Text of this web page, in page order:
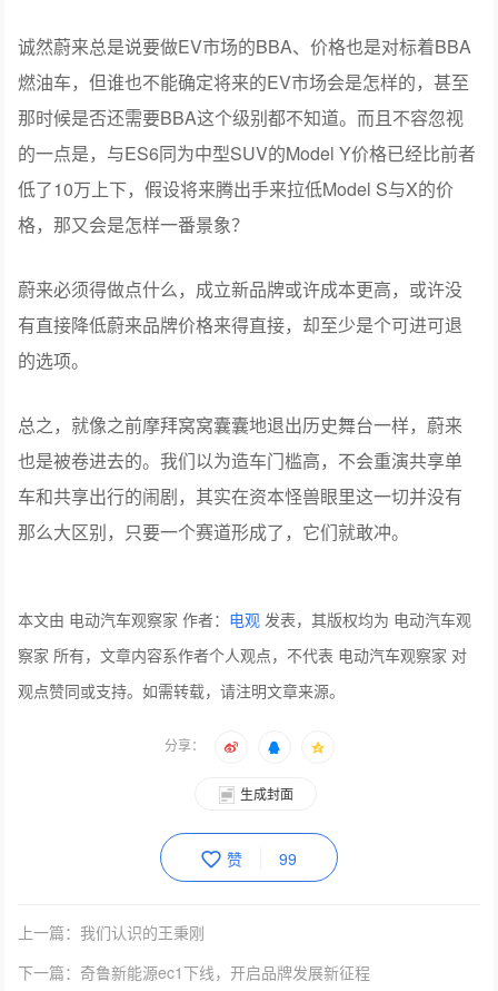
诚然蔚来总是说要做EV市场的BBA、价格也是对标着BBA
燃油车，但谁也不能确定将来的EV市场会是怎样的，甚至
那时候是否还需要BBA这个级别都不知道。而且不容忽视
的一点是，与ES6同为中型SUV的Model Y价格已经比前者
低了10万上下，假设将来腾出手来拉低Model S与X的价
格，那又会是怎样一番景象？
蔚来必须得做点什么，成立新品牌或许成本更高，或许没
有直接降低蔚来品牌价格来得直接，却至少是个可进可退
的选项。
总之，就像之前摩拜窝窝囊囊地退出历史舞台一样，蔚来
也是被卷进去的。我们以为造车门槛高，不会重演共享单
车和共享出行的闹剧，其实在资本怪兽眼里这一切并没有
那么大区别，只要一个赛道形成了，它们就敢冲。
本文由 电动汽车观察家 作者： 电观 发表，其版权均为 电动汽车观
察家 所有，文章内容系作者个人观点，不代表 电动汽车观察家 对
观点赞同或支持。如需转载，请注明文章来源。
分享：
生成封面
赞 99
上一篇：我们认识的王秉刚
下一篇：奇鲁新能源ec1下线，开启品牌发展新征程